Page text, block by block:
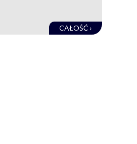
CAŁOŚĆ ›